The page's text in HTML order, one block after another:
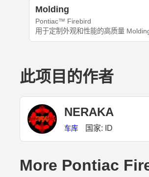
Molding
Pontiac™ Firebird
用于定制外观和性能的高质量 Molding
此项目的作者
NERAKA
车库 国家: ID
More Pontiac